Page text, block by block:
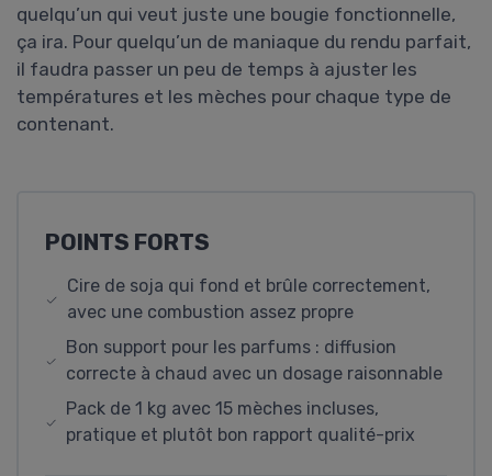
quelqu’un qui veut juste une bougie fonctionnelle,
ça ira. Pour quelqu’un de maniaque du rendu parfait,
il faudra passer un peu de temps à ajuster les
températures et les mèches pour chaque type de
contenant.
POINTS FORTS
Cire de soja qui fond et brûle correctement,
avec une combustion assez propre
Bon support pour les parfums : diffusion
correcte à chaud avec un dosage raisonnable
Pack de 1 kg avec 15 mèches incluses,
pratique et plutôt bon rapport qualité-prix